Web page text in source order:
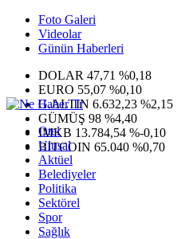
Foto Galeri
Videolar
Günün Haberleri
DOLAR 47,71 %0,18
EURO 55,07 %0,10
G.ALTIN 6.632,23 %2,15
GÜMÜŞ 98 %4,40
IMKB 13.784,54 %-0,10
BITCOIN 65.040 %0,70
Otel
Ulusal
Aktüel
Belediyeler
Politika
Sektörel
Spor
Sağlık